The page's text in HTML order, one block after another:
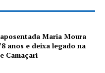
Maria Moura
anos e deixa legado na
Camaçari